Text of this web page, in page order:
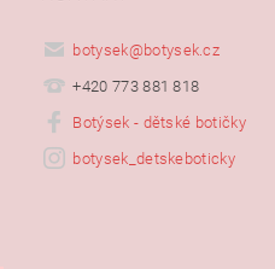
botysek@botysek.cz
+420 773 881 818
Botýsek - dětské botičky
botysek_detskeboticky